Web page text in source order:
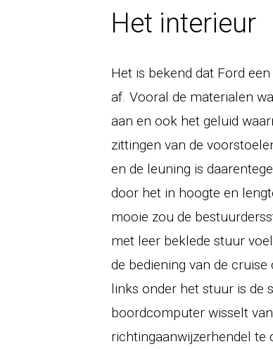
Het interieur
Het is bekend dat Ford
af. Vooral de materialen
aan en ook het geluid
zittingen van de
en de leuning is
door het in hoogte en
mooie zou de
met leer beklede stuur
de bediening van de
links onder het stuur is de
boordcomputer wisselt
richtingaanwijzerhendel te